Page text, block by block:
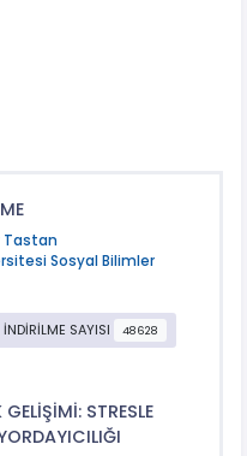
Tastan
Sosyal Bilimler
SAYISI 48628
STRESLE